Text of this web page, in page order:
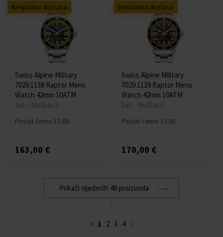
Besplatna dostava
Swiss Alpine Military
7029.1138 Raptor Mens
Watch 42mm 10ATM
Sat - Muškarci
Poslat ćemo 13.08.
163,00 €
Besplatna dostava
Swiss Alpine Military
7029.1139 Raptor Mens
Watch 42mm 10ATM
Sat - Muškarci
Poslat ćemo 13.08.
170,00 €
Prikaži sljedećih 48 proizvoda
:
1 2 3 4